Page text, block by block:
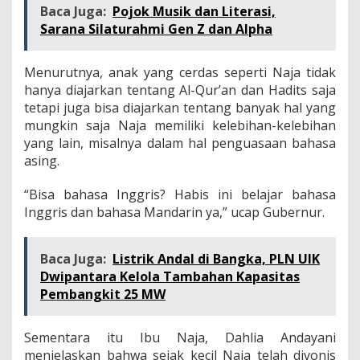
Baca Juga: Pojok Musik dan Literasi,
Sarana Silaturahmi Gen Z dan Alpha
Menurutnya, anak yang cerdas seperti Naja tidak
hanya diajarkan tentang Al-Qur’an dan Hadits saja
tetapi juga bisa diajarkan tentang banyak hal yang
mungkin saja Naja memiliki kelebihan-kelebihan
yang lain, misalnya dalam hal penguasaan bahasa
asing.
“Bisa bahasa Inggris? Habis ini belajar bahasa
Inggris dan bahasa Mandarin ya,” ucap Gubernur.
Baca Juga: Listrik Andal di Bangka, PLN UIK
Dwipantara Kelola Tambahan Kapasitas
Pembangkit 25 MW
Sementara itu Ibu Naja, Dahlia Andayani
menjelaskan bahwa sejak kecil Naja telah divonis